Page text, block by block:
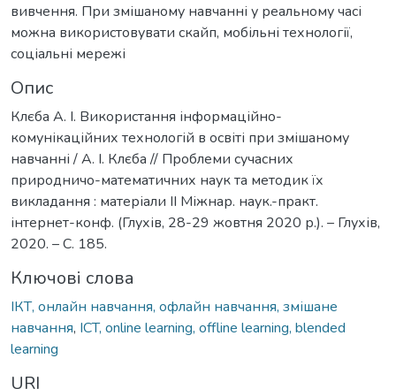
вивчення. При змішаному навчанні у реальному часі
можна використовувати скайп, мобільні технології,
соціальні мережі
Опис
Клєба А. І. Використання інформаційно-
комунікаційних технологій в освіті при змішаному
навчанні / А. І. Клєба // Проблеми сучасних
природничо-математичних наук та методик їх
викладання : матеріали ІІ Міжнар. наук.-практ.
інтернет-конф. (Глухів, 28-29 жовтня 2020 р.). – Глухів,
2020. – С. 185.
Ключові слова
ІКТ, онлайн навчання, офлайн навчання, змішане
навчання, ICT, online learning, offline learning, blended
learning
URI